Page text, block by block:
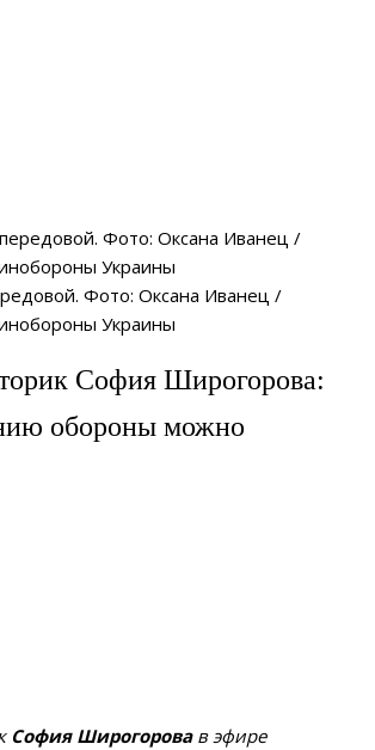
Фото: Оксана Иванец /
Украины
София Широгорова:
обороны можно
София Широгоровав эфире